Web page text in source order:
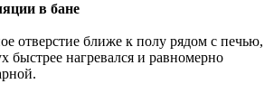
в бане
отверстие ближе к полу рядом с печью,
быстрее нагревался и равномерно